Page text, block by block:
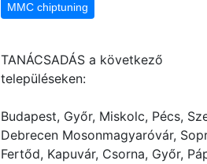
MMC chiptuning
TANÁCSADÁS a következő
településeken:
Budapest, Győr, Miskolc, Pécs,
Debrecen Mosonmagyaróvár,
Fertőd, Kapuvár, Csorna, Győr,